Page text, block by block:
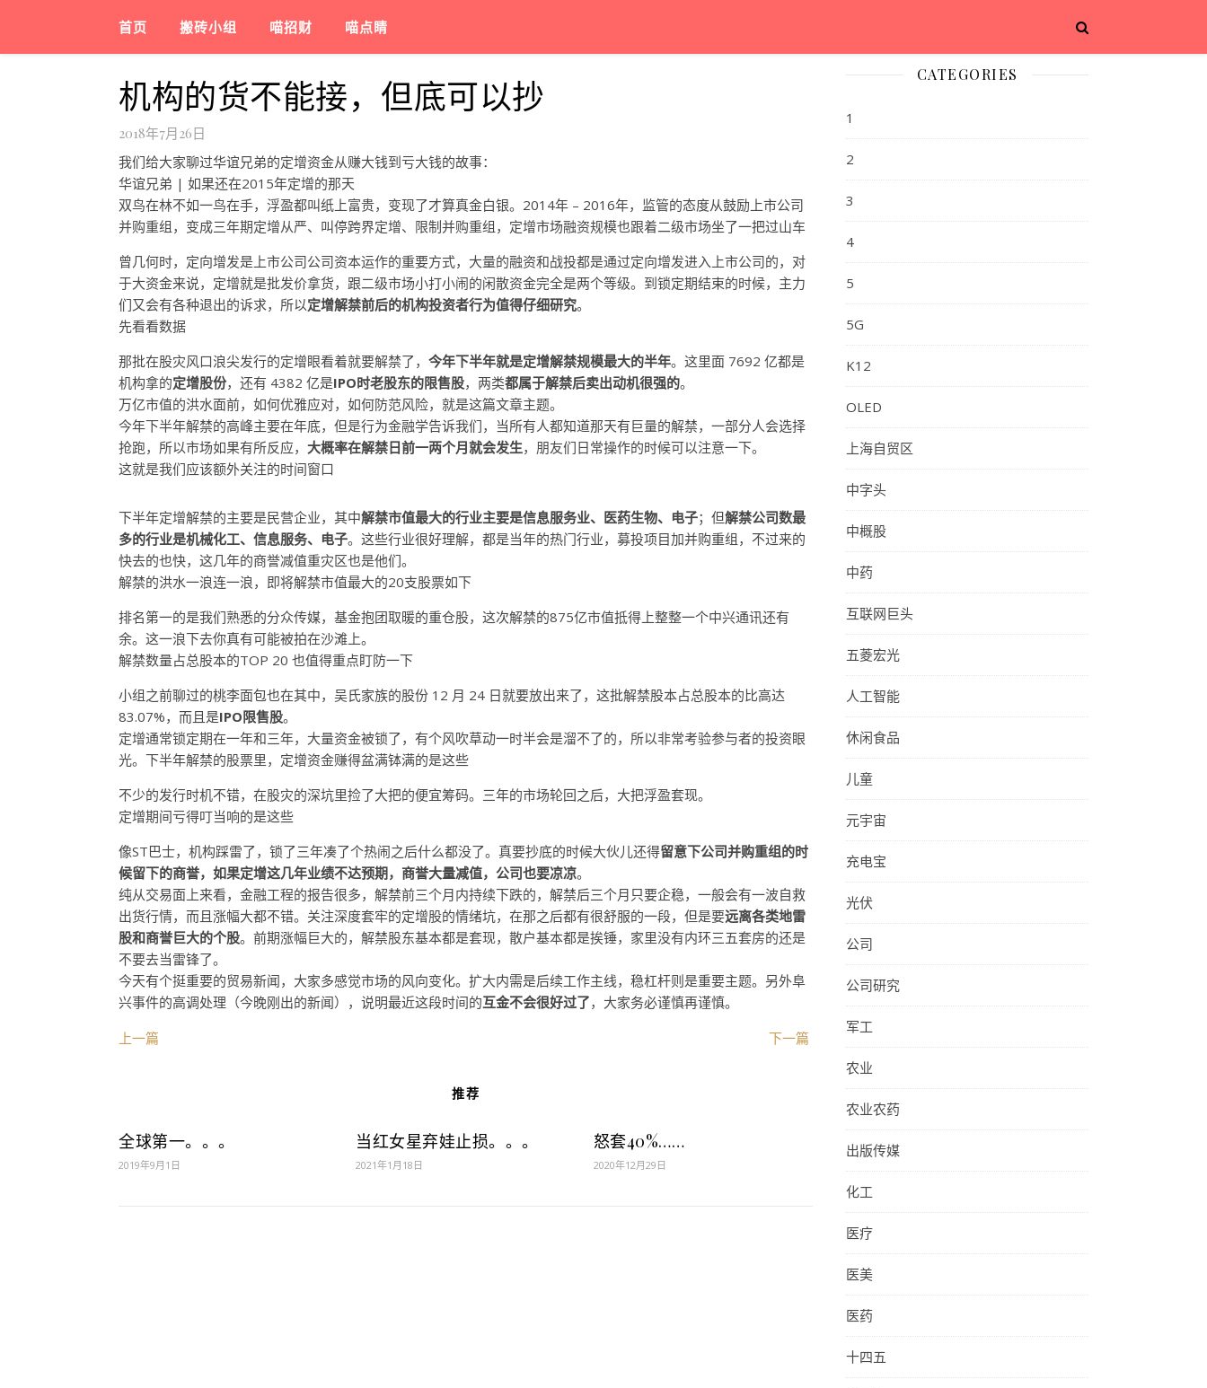
首页 搬砖小组 喵招财 喵点睛
机构的货不能接，但底可以抄
2018年7月26日
我们给大家聊过华谊兄弟的定增资金从赚大钱到亏大钱的故事：
华谊兄弟 | 如果还在2015年定增的那天
双鸟在林不如一鸟在手，浮盈都叫纸上富贵，变现了才算真金白银。2014年 – 2016年，监管的态度从鼓励上市公司
并购重组，变成三年期定增从严、叫停跨界定增、限制并购重组，定增市场融资规模也跟着二级市场坐了一把过山车
曾几何时，定向增发是上市公司公司资本运作的重要方式，大量的融资和战投都是通过定向增发进入上市公司的，对
于大资金来说，定增就是批发价拿货，跟二级市场小打小闹的闲散资金完全是两个等级。到锁定期结束的时候，主力
们又会有各种退出的诉求，所以定增解禁前后的机构投资者行为值得仔细研究。
先看看数据
那批在股灾风口浪尖发行的定增眼看着就要解禁了， 今年下半年就是定增解禁规模最大的半年。这里面 7692 亿都是
机构拿的定增股份，还有 4382 亿是IPO时老股东的限售股，两类都属于解禁后卖出动机很强的。
万亿市值的洪水面前，如何优雅应对，如何防范风险，就是这篇文章主题。
今年下半年解禁的高峰主要在年底，但是行为金融学告诉我们，当所有人都知道那天有巨量的解禁，一部分人会选择
抢跑，所以市场如果有所反应， 大概率在解禁日前一两个月就会发生，朋友们日常操作的时候可以注意一下。
这就是我们应该额外关注的时间窗口
下半年定增解禁的主要是民营企业，其中解禁市值最大的行业主要是信息服务业、医药生物、电子；但解禁公司数最
多的行业是机械化工、信息服务、电子。这些行业很好理解，都是当年的热门行业，募投项目加并购重组，不过来的
快去的也快，这几年的商誉减值重灾区也是他们。
解禁的洪水一浪连一浪，即将解禁市值最大的20支股票如下
排名第一的是我们熟悉的分众传媒，基金抱团取暖的重仓股，这次解禁的875亿市值抵得上整整一个中兴通讯还有
余。这一浪下去你真有可能被拍在沙滩上。
解禁数量占总股本的TOP 20 也值得重点盯防一下
小组之前聊过的桃李面包也在其中，吴氏家族的股份 12 月 24 日就要放出来了，这批解禁股本占总股本的比高达
83.07%，而且是IPO限售股。
定增通常锁定期在一年和三年，大量资金被锁了，有个风吹草动一时半会是溜不了的，所以非常考验参与者的投资眼
光。下半年解禁的股票里，定增资金赚得盆满钵满的是这些
不少的发行时机不错，在股灾的深坑里捡了大把的便宜筹码。三年的市场轮回之后，大把浮盈套现。
定增期间亏得叮当响的是这些
像ST巴士，机构踩雷了，锁了三年凑了个热闹之后什么都没了。真要抄底的时候大伙儿还得留意下公司并购重组的时
候留下的商誉，如果定增这几年业绩不达预期，商誉大量减值，公司也要凉凉。
纯从交易面上来看，金融工程的报告很多，解禁前三个月内持续下跌的，解禁后三个月只要企稳，一般会有一波自救
出货行情，而且涨幅大都不错。关注深度套牢的定增股的情绪坑，在那之后都有很舒服的一段，但是要远离各类地雷
股和商誉巨大的个股。前期涨幅巨大的，解禁股东基本都是套现，散户基本都是挨锤，家里没有内环三五套房的还是
不要去当雷锋了。
今天有个挺重要的贸易新闻，大家多感觉市场的风向变化。扩大内需是后续工作主线，稳杠杆则是重要主题。另外阜
兴事件的高调处理（今晚刚出的新闻），说明最近这段时间的互金不会很好过了，大家务必谨慎再谨慎。
上一篇
下一篇
推荐
全球第一。。。
2019年9月1日
当红女星弃娃止损。。。
2021年1月18日
怒套40%……
2020年12月29日
CATEGORIES
1
2
3
4
5
5G
K12
OLED
上海自贸区
中字头
中概股
中药
互联网巨头
五菱宏光
人工智能
休闲食品
儿童
元宇宙
充电宝
光伏
公司
公司研究
军工
农业
农业农药
出版传媒
化工
医疗
医美
医药
十四五